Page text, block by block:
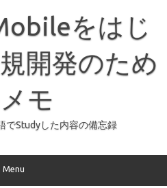
をはじ
開発のため
モ
でStudyした内容の備忘録
Menu